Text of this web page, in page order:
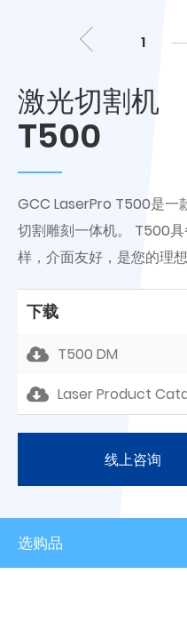
1
激光切割机
T500
GCC LaserPro T500是一
切割雕刻一体机。 T500
样，介面友好，是您的理想
下载
T500 DM
Laser Product
线上咨询
选购品